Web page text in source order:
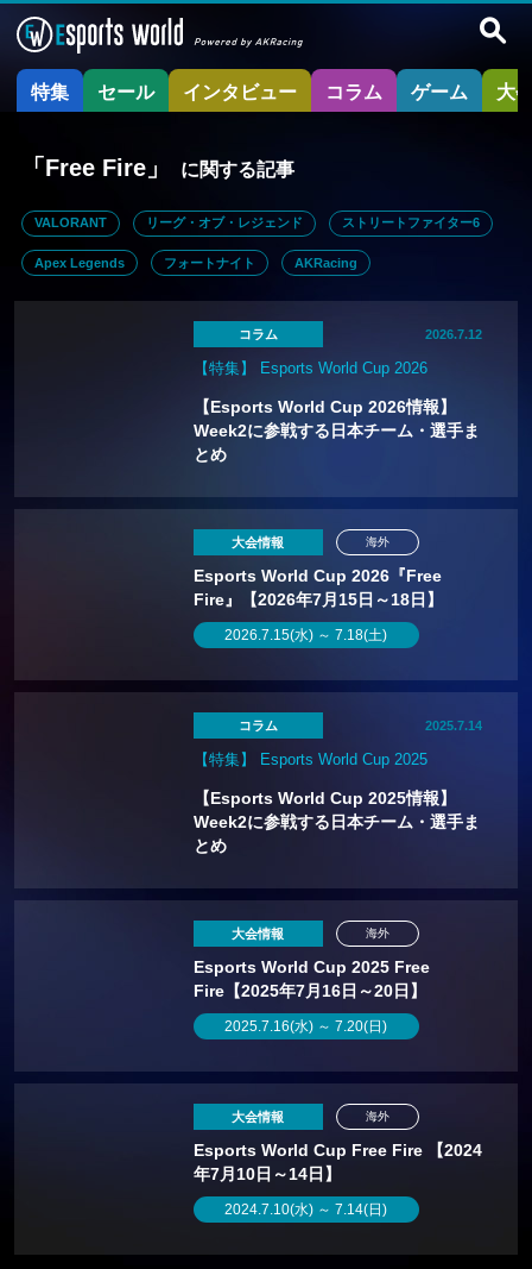
特集 セール インタビュー コラム ゲーム 大
「Free Fire」 に関する記事
VALORANT リーグ・オブ・レジェンド ストリートファイター6
Apex Legends フォートナイト AKRacing
コラム 2026.7.12
【特集】 Esports World Cup 2026
【Esports World Cup 2026情報】
Week2に参戦する日本チーム・選手ま
とめ
大会情報
Esports World Cup 2026『Free
Fire』【2026年7月15日～18日】
2026.7.15(水) ～ 7.18(土)
海外
コラム 2025.7.14
【特集】 Esports World Cup 2025
【Esports World Cup 2025情報】
Week2に参戦する日本チーム・選手ま
とめ
大会情報
Esports World Cup 2025 Free
Fire【2025年7月16日～20日】
2025.7.16(水) ～ 7.20(日)
海外
大会情報
Esports World Cup Free Fire 【2024
年7月10日～14日】
2024.7.10(水) ～ 7.14(日)
海外